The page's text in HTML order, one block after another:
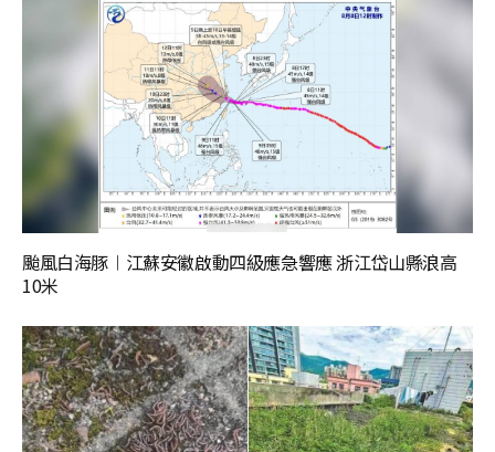
颱風白海豚︱江蘇安徽啟動四級應急響應 浙江岱山縣浪高
10米